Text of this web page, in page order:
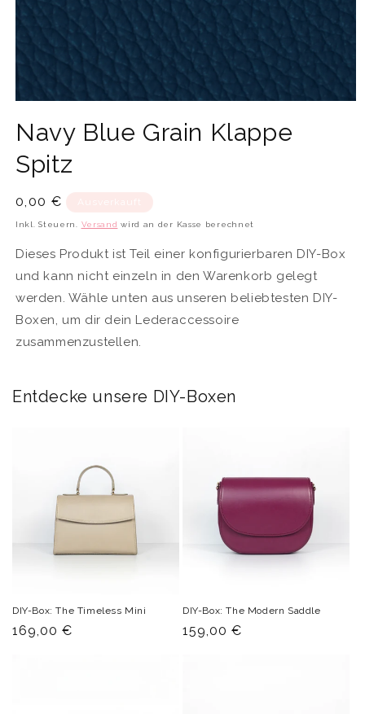
in
Modal
öffnen
Navy Blue Grain Klappe
Spitz
Normaler
Preis
0,00 €
Inkl. Steuern. Versand wird an der Kasse berechnet
Dieses Produkt ist Teil einer konfigurierbaren DIY-Box
und kann nicht einzeln in den Warenkorb gelegt
werden. Wähle unten aus unseren beliebtesten DIY-
Boxen, um dir dein Lederaccessoire
zusammenzustellen.
Entdecke unsere DIY-Boxen
DIY-Box: The Timeless Mini
Normaler
169,00 €
DIY-Box: The Modern Saddle
Normaler
159,00 €